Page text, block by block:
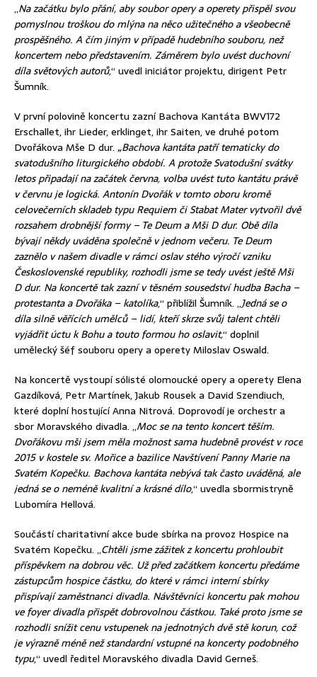
„Na začátku bylo přání, aby soubor opery a operety přispěl svou
pomyslnou troškou do mlýna na něco užitečného a všeobecně
prospěšného. A čím jiným v případě hudebního souboru, než
koncertem nebo představením. Záměrem bylo uvést duchovní
díla světových autorů,“ uvedl iniciátor projektu, dirigent Petr
Šumník.
V první polovině koncertu zazní Bachova Kantáta BWV172
Erschallet, ihr Lieder, erklinget, ihr Saiten, ve druhé potom
Dvořákova Mše D dur. „Bachova kantáta patří tematicky do
svatodušního liturgického období. A protože Svatodušní svátky
letos připadají na začátek června, volba uvést tuto kantátu právě
v červnu je logická. Antonín Dvořák v tomto oboru kromě
celovečerních skladeb typu Requiem či Stabat Mater vytvořil dvě
rozsahem drobnější formy – Te Deum a Mši D dur. Obě díla
bývají někdy uváděna společně v jednom večeru. Te Deum
zaznělo v našem divadle v rámci oslav stého výročí vzniku
Československé republiky, rozhodli jsme se tedy uvést ještě Mši
D dur. Na koncertě tak zazní v těsném sousedství hudba Bacha –
protestanta a Dvořáka – katolíka,“ přiblížil Šumník. „Jedná se o
díla silně věřících umělců – lidí, kteří skrze svůj talent chtěli
vyjádřit úctu k Bohu a touto formou ho oslavit,“ doplnil
umělecký šéf souboru opery a operety Miloslav Oswald.
Na koncertě vystoupí sólisté olomoucké opery a operety Elena
Gazdíková, Petr Martínek, Jakub Rousek a David Szendiuch,
které doplní hostující Anna Nitrová. Doprovodí je orchestr a
sbor Moravského divadla. „Moc se na tento koncert těším.
Dvořákovu mši jsem měla možnost sama hudebně provést v roce
2015 v kostele sv. Mořice a bazilice Navštívení Panny Marie na
Svatém Kopečku. Bachova kantáta nebývá tak často uváděná, ale
jedná se o neméně kvalitní a krásné dílo,“ uvedla sbormistryně
Lubomíra Hellová.
Součástí charitativní akce bude sbírka na provoz Hospice na
Svatém Kopečku. „Chtěli jsme zážitek z koncertu prohloubit
příspěvkem na dobrou věc. Už před začátkem koncertu předáme
zástupcům hospice částku, do které v rámci interní sbírky
přispívají zaměstnanci divadla. Návštěvníci koncertu pak mohou
ve foyer divadla přispět dobrovolnou částkou. Také proto jsme se
rozhodli snížit cenu vstupenek na jednotných dvě stě korun, což
je výrazně méně než standardní vstupné na koncerty podobného
typu,“ uvedl ředitel Moravského divadla David Gerneš.